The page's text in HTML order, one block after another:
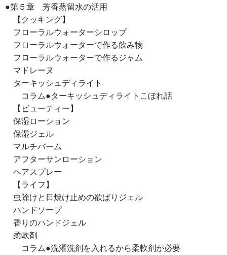
●第５章 芳香蒸留水の活用
【クッキング】
フローラルウォーターシロップ
フローラルウォーターで作る飲み物
フローラルウォーターで作るジャム
マドレーヌ
ターキッシュディライト
コラム●ターキッシュディライトこぼれ話
【ビューティー】
保湿ローション
保湿ジェル
マルチバーム
アフターサンローション
ヘアスプレー
【ライフ】
虫除けと日焼け止めの欲ばりジェル
ハンドソープ
香りのハンドジェル
柔軟剤
コラム●洗濯洗剤を入れるから柔軟剤が必要